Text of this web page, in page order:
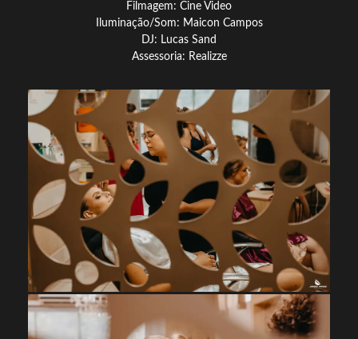
Filmagem: Cine Video
Iluminação/Som: Maicon Campos
DJ: Lucas Sand
Assessoria: Realizze